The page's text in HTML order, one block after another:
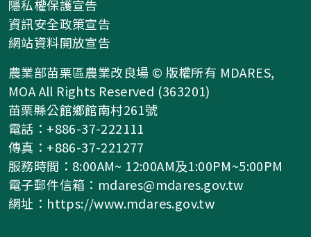
隱私權保護宣告
資訊安全政策宣告
網站資料開放宣告
農業部苗栗區農業改良場 © 版權所有 MDARES,
MOA All Rights Reserved (363201)
苗栗縣公館鄉館南村261號
電話：+886-37-222111
傳真：+886-37-221277
服務時間：8:00AM~ 12:00AM及1:00PM~5:00PM
電子郵件信箱： mdares@mdares.gov.tw
網址： https://www.mdares.gov.tw